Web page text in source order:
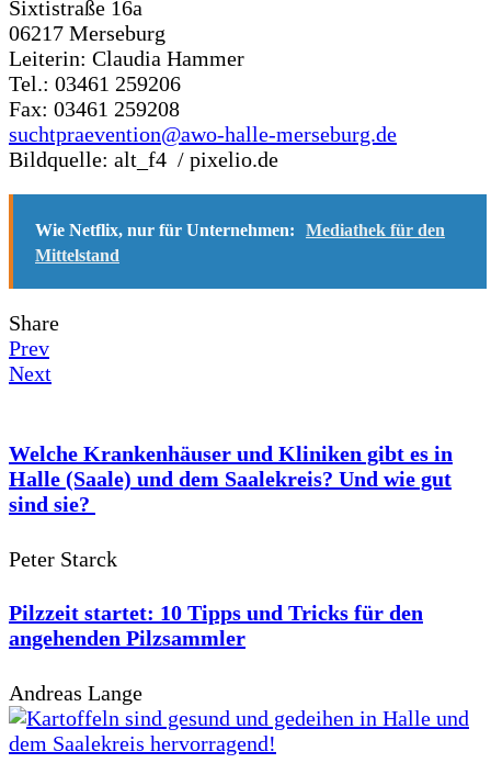
Sixtistraße 16a
06217 Merseburg
Leiterin: Claudia Hammer
Tel.: 03461 259206
Fax: 03461 259208
suchtpraevention@awo-halle-merseburg.de
Bildquelle: alt_f4 / pixelio.de
Wie Netflix, nur für Unternehmen:
Mediathek für den
Mittelstand
Share
Prev
Next
Welche Krankenhäuser und Kliniken gibt es in
Halle (Saale) und dem Saalekreis? Und wie gut
sind sie?
Peter Starck
Pilzzeit startet: 10 Tipps und Tricks für den
angehenden Pilzsammler
Andreas Lange